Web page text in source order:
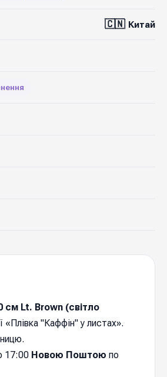
🇨🇳 Китай
см Lt. Brown (cвітло
«Плівка "Каффін" у листах».
17:00 Новою Поштою по